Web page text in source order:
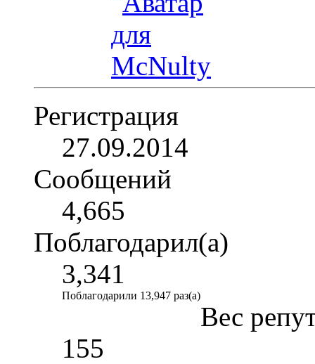
Регистрация
27.09.2014
Сообщений
4,665
Поблагодарил(а)
3,341
Поблагодарили 13,947 раз(а)
Вес
155